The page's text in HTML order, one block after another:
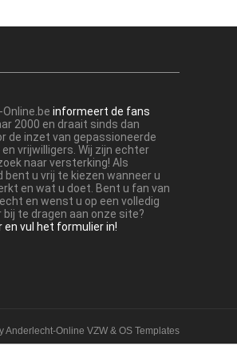
informeert de fans
2000 en draait sinds dan
de inzet van gepassioneerde
vrijwilligers. Wij zijn echter
naar versterking! Als
bent u vrij te kiezen wanneer u
en wat u doet. Bent u fan van
en wenst u op een volledig
bij te dragen aan onze site?
en vul het formulier in!
Anderlecht-Online VZW & OS Templates